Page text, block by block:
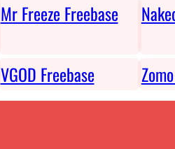
Mr Freeze Freebase
VGOD Freebase